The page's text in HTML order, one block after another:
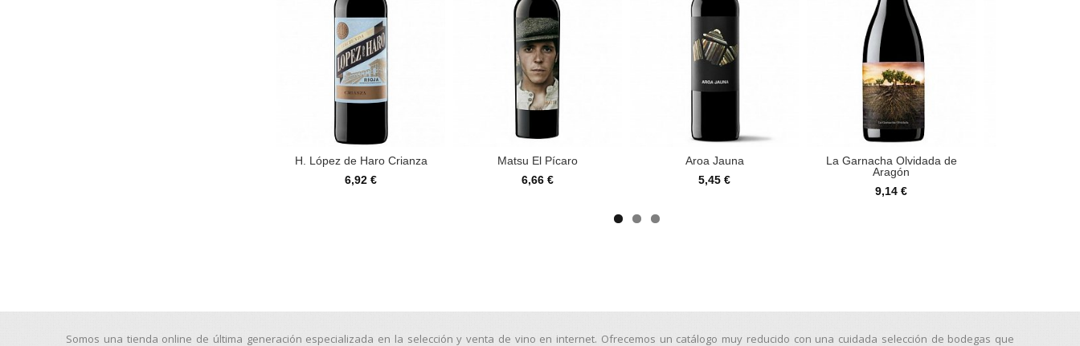
H. López de Haro Crianza
6,92 €
Matsu El Pícaro
6,66 €
Aroa Jauna
5,45 €
La Garnacha Olvidada de
Aragón
9,14 €
Somos una tienda online de última generación especializada en la selección y venta de vino en internet. Ofrecemos un catálogo muy reducido con una cuidada selección de bodegas que